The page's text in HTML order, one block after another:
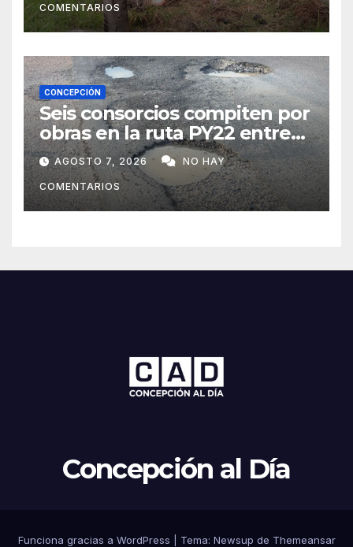
COMENTARIOS
CONCEPCIÓN
Seis consorcios compiten por
obras en la ruta PY22 entre
Concepción y Vallemí
AGOSTO 7, 2026 NO HAY
COMENTARIOS
Concepción al Día
Funciona gracias a WordPress Tema: Newsup de Themeansar